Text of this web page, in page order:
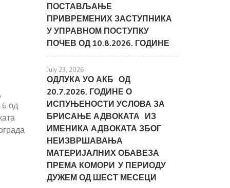
од
ПОСТАВЉАЊЕ
ПРИВРЕМЕНИХ ЗАСТУПНИКА
У УПРАВНОМ ПОСТУПКУ
ПОЧЕВ ОД 10.8.2026. ГОДИНЕ
July 23, 2026
ОДЛУКА УО АКБ ОД
20.7.2026. ГОДИНЕ О
ИСПУЊЕНОСТИ УСЛОВА ЗА
БРИСАЊЕ АДВОКАТА ИЗ
ИМЕНИКА АДВОКАТА ЗБОГ
НЕИЗВРШАВАЊА
МАТЕРИЈАЛНИХ ОБАВЕЗА
ПРЕМА КОМОРИ У ПЕРИОДУ
ДУЖЕМ ОД ШЕСТ МЕСЕЦИ